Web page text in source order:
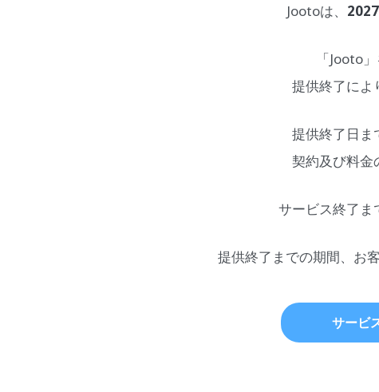
Jootoは、
「Jooto
提供終了によ
提供終了日ま
契約及び料金
サービス終了ま
提供終了までの期間、お
サービ